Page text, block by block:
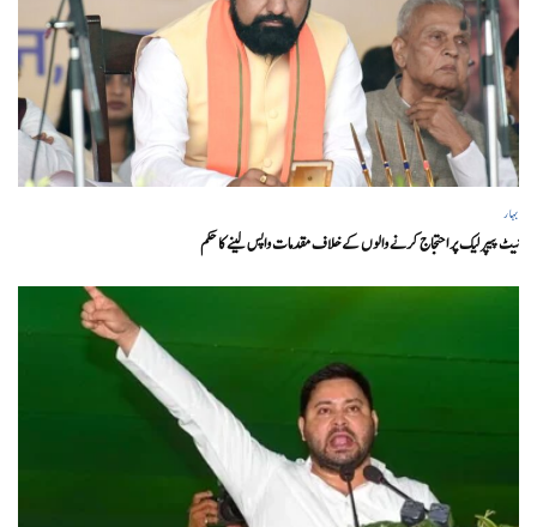
بہار
نیٹ پیپر لیک پر احتجاج کرنے والوں کے خلاف مقدمات واپس لینے کا حکم